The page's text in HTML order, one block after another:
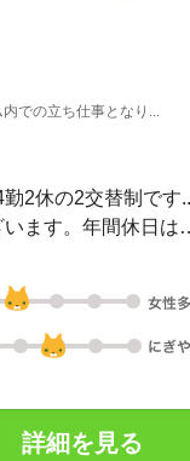
での立ち仕事となり...
2休の2交替制です
シフト制（4勤2休）です。
詳細を見る